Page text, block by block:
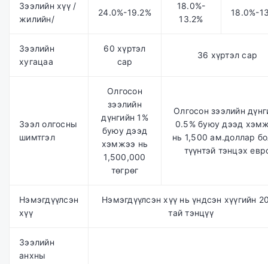
Зээлийн хүү /
жилийн/
24.0%-19.2%
18.0%-
13.2%
18.0%-
Зээлийн
хугацаа
60 хүртэл
сар
36 хүртэл сар
Зээл олгосны
шимтгэл
Олгосон
зээлийн
дүнгийн 1%
буюу дээд
хэмжээ нь
1,500,000
төгрөг
Олгосон зээлийн
0.5% буюу дээд
нь 1,500 ам.доллар
түүнтэй тэнцэх
Нэмэгдүүлсэн
хүү
Нэмэгдүүлсэн хүү нь үндсэн хүүгийн
тай тэнцүү
Зээлийн
анхны